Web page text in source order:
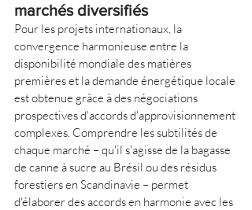
marchés diversifiés
Pour les projets internationaux, la
convergence harmonieuse entre la
disponibilité mondiale des matières
premières et la demande énergétique locale
est obtenue grâce à des négociations
prospectives d'accords d'approvisionnement
complexes. Comprendre les subtilités de
chaque marché – qu'il s'agisse de la bagasse
de canne à sucre au Brésil ou des résidus
forestiers en Scandinavie – permet
d'élaborer des accords en harmonie avec les